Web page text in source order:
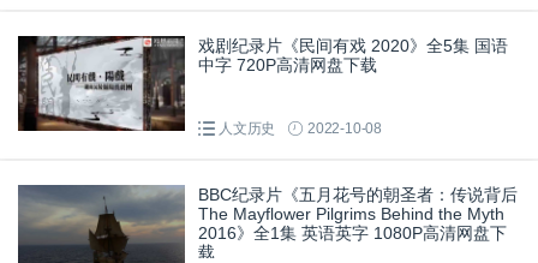
戏剧纪录片《民间有戏 2020》全5集 国语
中字 720P高清网盘下载
人文历史 2022-10-08
BBC纪录片《五月花号的朝圣者：传说背后
The Mayflower Pilgrims Behind the Myth
2016》全1集 英语英字 1080P高清网盘下
载